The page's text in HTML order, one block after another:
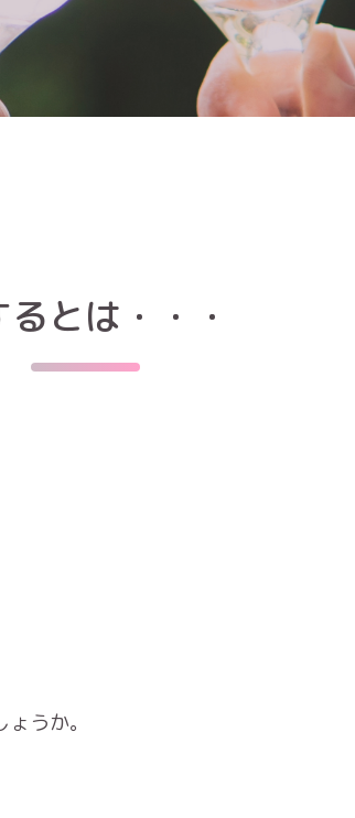
とは・・・
うか。